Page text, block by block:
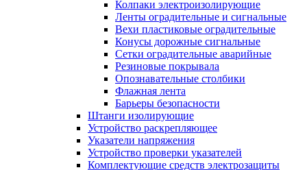
Колпаки электроизолирующие
Ленты оградительные и сигнальные
Вехи пластиковые оградительные
Конусы дорожные сигнальные
Сетки оградительные аварийные
Резиновые покрывала
Опознавательные столбики
Флажная лента
Барьеры безопасности
Штанги изолирующие
Устройство раскрепляющее
Указатели напряжения
Устройство проверки указателей
Комплектующие средств электрозащиты